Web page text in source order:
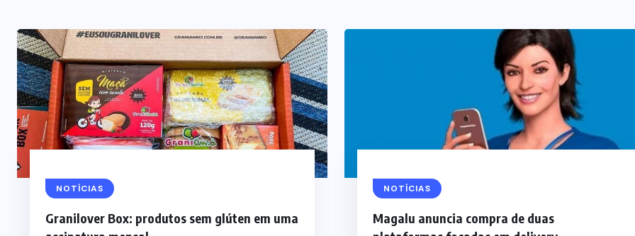
NOTÍCIAS
Granilover Box: produtos sem glúten em uma
NOTÍCIAS
Magalu anuncia compra de duas